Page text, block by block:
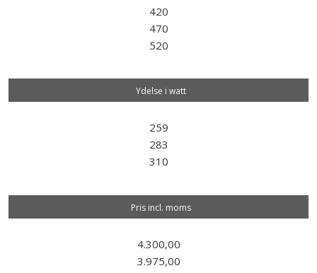
420
470
520
Ydelse i watt
259
283
310
Pris incl. moms
4.300,00
3.975,00